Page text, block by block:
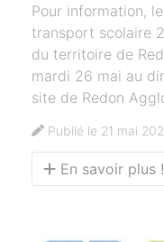
Pour information,
transport scolaire
du territoire de
mardi 26 mai au
site de Redon
Publié le 21 mai
En savoir plus !